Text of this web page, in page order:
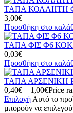
ΤΑΠΑ ΚΟΛΛΗΤΗ
3,00€
Προσθήκη στο
ΤΑΠΑ ΦΙΣ Φ6
0,03€
Προσθήκη στο
ΤΑΠΑ ΑΡΣΕΝΙΚΗ
0,40€ – 1,00€Price
Επιλογή Αυτό το
μπορούν να